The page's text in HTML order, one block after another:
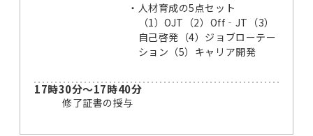
・ 人材育成の5点セット
（1）OJT（2）Off‐JT（3）
自己啓発（4）ジョブローテー
ション（5）キャリア開発
17時30分～17時40分
修了証書の授与